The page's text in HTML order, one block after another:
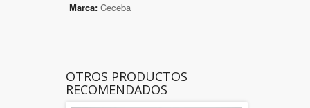
Marca: Ceceba
OTROS PRODUCTOS
RECOMENDADOS